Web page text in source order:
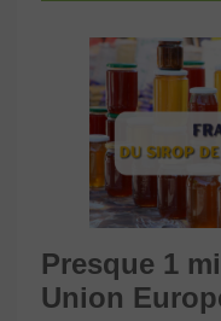
Presque 1
Union